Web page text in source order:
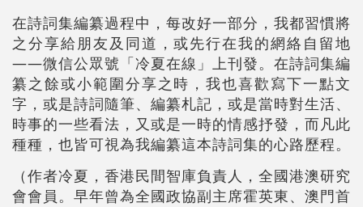
在詩詞集編纂過程中，每改好一部分，我都習慣將
之分享給朋友及同道，或先行在我的網絡自留地
——微信公眾號「冷夏在線」上刊發。在詩詞集編
纂之餘或小範圍分享之時，我也喜歡寫下一點文
字，或是詩詞隨筆、編纂札記，或是當時對生活、
時事的一些看法，又或是一時的情感抒發，而凡此
種種，也皆可視為我編纂這本詩詞集的心路歷程。
（作者冷夏，香港民間智庫負責人，全國港澳研究
會會員。早年曾為全國政協副主席霍英東、澳門首